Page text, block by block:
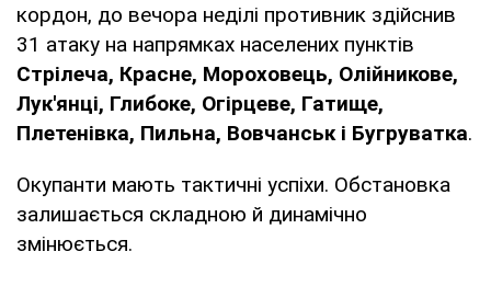
кордон, до вечора неділі противник здійснив
31 атаку на напрямках населених пунктів
Стрілеча, Красне, Мороховець, Олійникове,
Лук'янці, Глибоке, Огірцеве, Гатище,
Плетенівка, Пильна, Вовчанськ і Бугруватка.
Окупанти мають тактичні успіхи. Обстановка
залишається складною й динамічно
змінюється.